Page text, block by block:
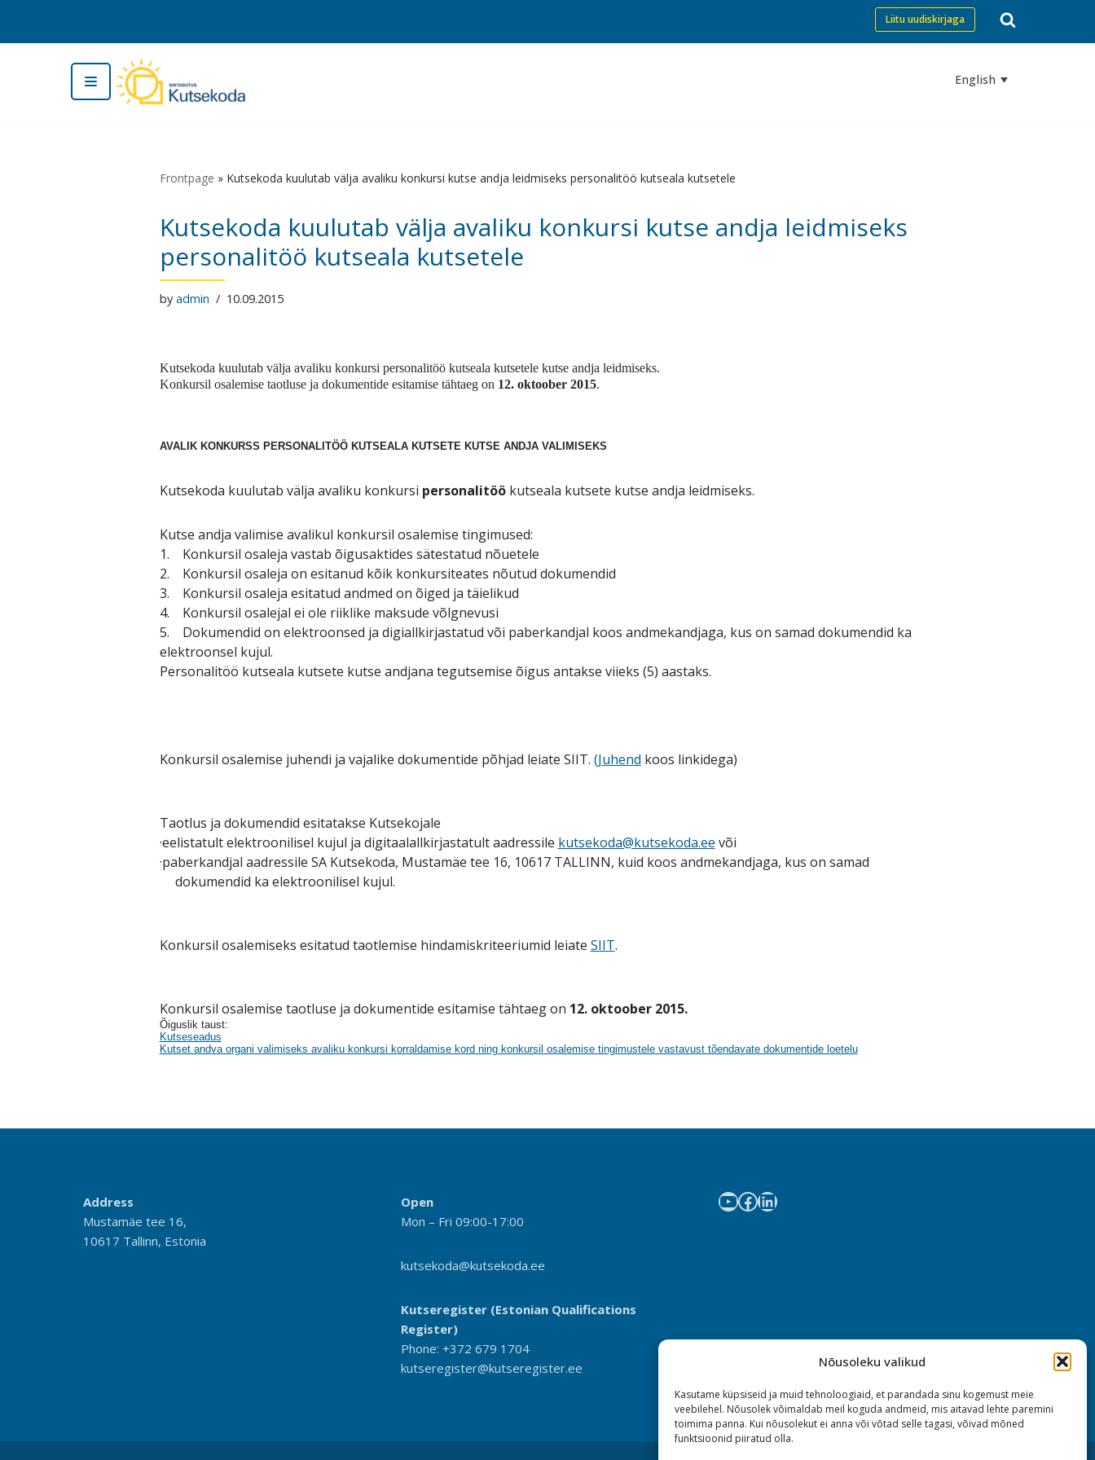
Nõusoleku valikud
Kasutame küpsiseid ja muid tehnoloogiaid, et parandada sinu kogemust meie
veebilehel. Nõusolek võimaldab meil koguda andmeid, mis aitavad lehte paremini
toimima panna. Kui nõusolekut ei anna või võtad selle tagasi, võivad mõned
funktsioonid piiratud olla.
Skip
Liitu uudiskirjaga
English
Frontpage » Kutsekoda kuulutab välja avaliku konkursi kutse andja leidmiseks personalitöö kutseala kutsetele
Kutsekoda kuulutab välja avaliku konkursi kutse andja leidmiseks
personalitöö kutseala kutsetele
by admin 10.09.2015
Kutsekoda kuulutab välja avaliku konkursi personalitöö kutseala kutsetele kutse andja leidmiseks.
Konkursil osalemise taotluse ja dokumentide esitamise tähtaeg on 12. oktoober 2015.
AVALIK KONKURSS PERSONALITÖÖ KUTSEALA KUTSETE KUTSE ANDJA VALIMISEKS
Kutsekoda kuulutab välja avaliku konkursi personalitöökutseala kutsete kutse andja leidmiseks.
Kutse andja valimise avalikul konkursil osalemise tingimused:
1. Konkursil osaleja vastab õigusaktides sätestatud nõuetele
2. Konkursil osaleja on esitanud kõik konkursiteates nõutud dokumendid
3. Konkursil osaleja esitatud andmed on õiged ja täielikud
4. Konkursil osalejal ei ole riiklike maksude võlgnevusi
5. Dokumendid on elektroonsed ja digiallkirjastatud või paberkandjal koos andmekandjaga, kus on samad dokumendid ka
elektroonsel kujul.
Personalitöö kutseala kutsete kutse andjana tegutsemise õigus antakse viieks (5) aastaks.
Konkursil osalemise juhendi ja vajalike dokumentide põhjad leiate SIIT. (Juhend koos linkidega)
Taotlus ja dokumendid esitatakse Kutsekojale
·eelistatult elektroonilisel kujul ja digitaalallkirjastatult aadressile kutsekoda@kutsekoda.ee või
·paberkandjal aadressile SA Kutsekoda, Mustamäe tee 16, 10617 TALLINN, kuid koos andmekandjaga, kus on samad
dokumendid ka elektroonilisel kujul.
Konkursil osalemiseks esitatud taotlemise hindamiskriteeriumid leiate SIIT.
Konkursil osalemise taotluse ja dokumentide esitamise tähtaeg on 12. oktoober 2015.
Õiguslik taust:
Kutseseadus
Kutset andva organi valimiseks avaliku konkursi korraldamise kord ning konkursil osalemise tingimustele vastavust tõendavate dokumentide loetelu
Address
Mustamäe tee 16,
10617 Tallinn, Estonia
Open
Mon – Fri 09:00-17:00
kutsekoda@kutsekoda.ee
Kutseregister (Estonian Qualifications
Register)
Phone: +372 679 1704
kutseregister@kutseregister.ee